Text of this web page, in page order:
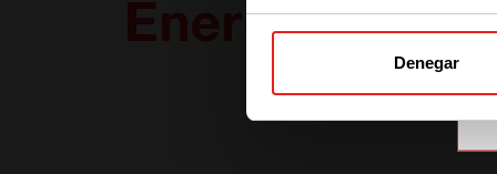
Denegar
Energética